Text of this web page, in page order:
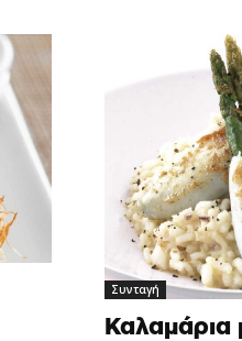
Συνταγή
Καλαμάρια